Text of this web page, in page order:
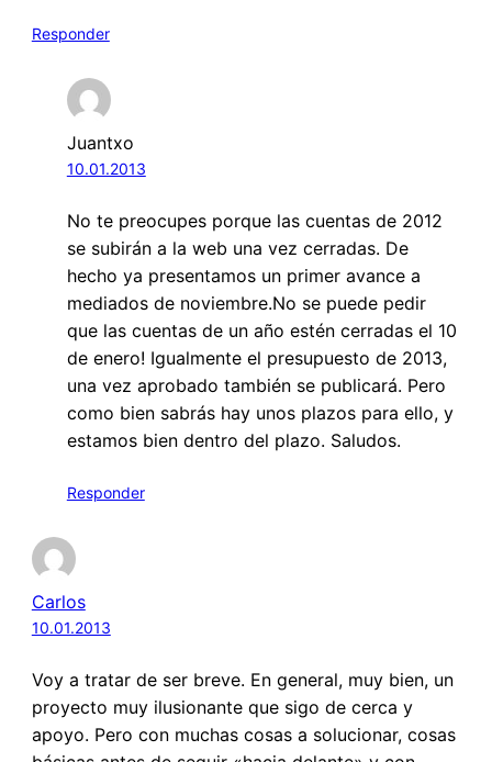
Responder
Juantxo
10.01.2013
No te preocupes porque las cuentas de 2012
se subirán a la web una vez cerradas. De
hecho ya presentamos un primer avance a
mediados de noviembre.No se puede pedir
que las cuentas de un año estén cerradas el 10
de enero! Igualmente el presupuesto de 2013,
una vez aprobado también se publicará. Pero
como bien sabrás hay unos plazos para ello, y
estamos bien dentro del plazo. Saludos.
Responder
Carlos
10.01.2013
Voy a tratar de ser breve. En general, muy bien, un
proyecto muy ilusionante que sigo de cerca y
apoyo. Pero con muchas cosas a solucionar, cosas